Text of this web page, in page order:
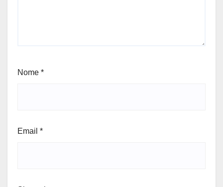
Nome *
Email *